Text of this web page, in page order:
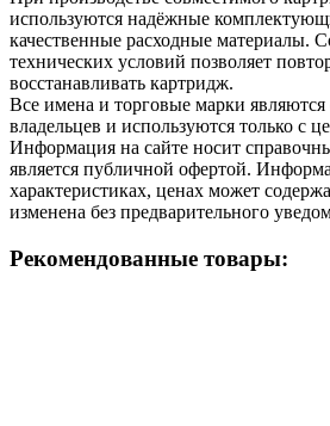
используются надёжные
качественные расходные материалы.
технических условий позволяет
восстанавливать картридж.
Все имена и торговые марки
владельцев и используются только с
Информация на сайте носит
является публичной офертой.
характеристиках, ценах может
изменена без предварительного
Рекомендованные товары: